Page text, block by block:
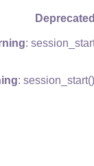
Deprecated
:
: